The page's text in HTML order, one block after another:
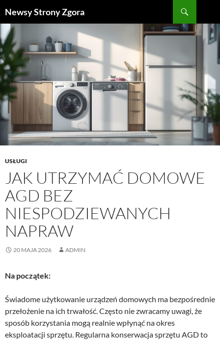
Newsy Strony Zgora
DO
TREŚCI
USŁUGI
JAK UTRZYMAĆ DOMOWE
AGD BEZ
NIESPODZIEWANYCH
NAPRAW
20 MAJA 2026 ADMIN
Na początek:
Świadome użytkowanie urządzeń domowych ma bezpośrednie
przełożenie na ich trwałość. Często nie zwracamy uwagi, że
sposób korzystania mogą realnie wpłynąć na okres
eksploatacji sprzętu. Regularna konserwacja sprzętu AGD to